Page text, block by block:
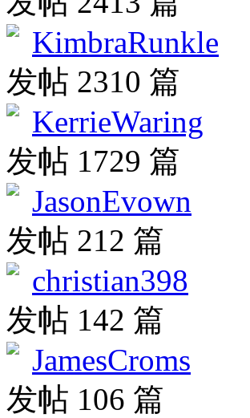
KimbraRunkle
发帖 2310 篇
KerrieWaring
发帖 1729 篇
JasonEvown
发帖 212 篇
christian398
发帖 142 篇
JamesCroms
发帖 106 篇